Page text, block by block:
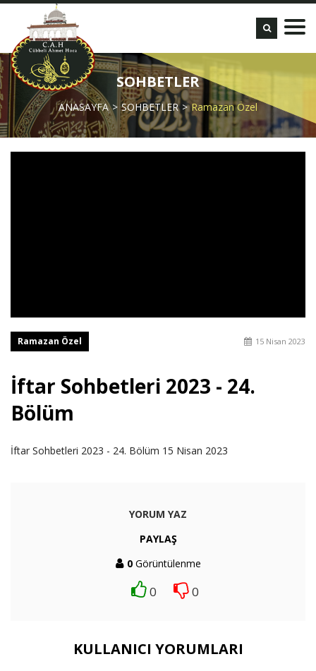
SOHBETLER
ANASAYFA SOHBETLER Ramazan Özel
Ramazan Özel 15 Nisan 2023
İftar Sohbetleri 2023 - 24.
Bölüm
İftar Sohbetleri 2023 - 24. Bölüm 15 Nisan 2023
YORUM YAZ
PAYLAŞ
0Görüntülenme
0 0
KULLANICI YORUMLARI